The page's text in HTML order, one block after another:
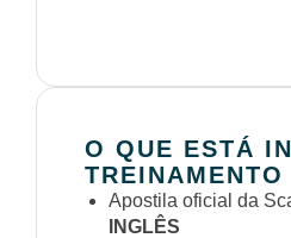
O QUE ESTÁ
TREINAMENTO
Apostila oficial da
INGLÊS